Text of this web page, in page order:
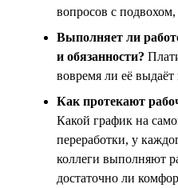
вопросов с
Выполняет ли
и обязанности?
вовремя ли её
Как протекают
Какой график на
переработки, у
коллеги выполняют
достаточно ли